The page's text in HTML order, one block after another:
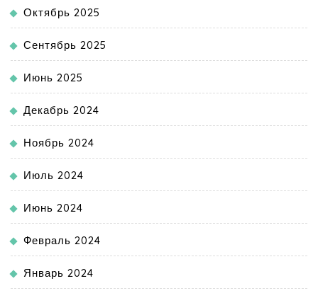
Октябрь 2025
Сентябрь 2025
Июнь 2025
Декабрь 2024
Ноябрь 2024
Июль 2024
Июнь 2024
Февраль 2024
Январь 2024